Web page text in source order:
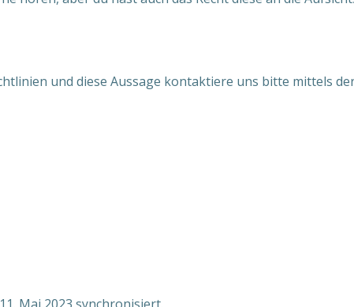
und diese Aussage kontaktiere uns bitte mittels